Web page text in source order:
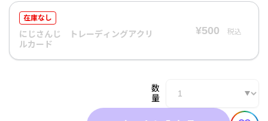
在庫なし
にじさんじ トレーディングアクリ
ルカード
¥500 税込
数
量